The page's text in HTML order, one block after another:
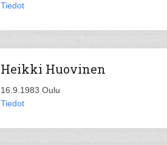
Tiedot
Heikki Huovinen
16.9.1983 Oulu
Tiedot